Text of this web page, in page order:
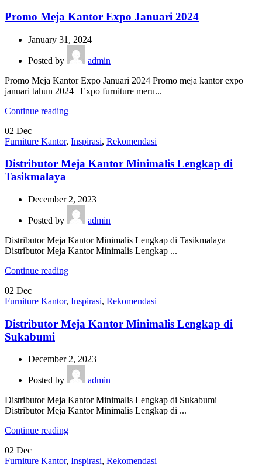
Promo Meja Kantor Expo Januari 2024
January 31, 2024
Posted by
admin
Promo Meja Kantor Expo Januari 2024 Promo meja kantor expo
januari tahun 2024 | Expo furniture meru...
Continue reading
02 Dec
Furniture Kantor, Inspirasi, Rekomendasi
Distributor Meja Kantor Minimalis Lengkap di
Tasikmalaya
December 2, 2023
Posted by
admin
Distributor Meja Kantor Minimalis Lengkap di Tasikmalaya
Distributor Meja Kantor Minimalis Lengkap ...
Continue reading
02 Dec
Furniture Kantor, Inspirasi, Rekomendasi
Distributor Meja Kantor Minimalis Lengkap di
Sukabumi
December 2, 2023
Posted by
admin
Distributor Meja Kantor Minimalis Lengkap di Sukabumi
Distributor Meja Kantor Minimalis Lengkap di ...
Continue reading
02 Dec
Furniture Kantor, Inspirasi, Rekomendasi